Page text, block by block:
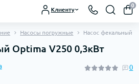
Клиенту
0
Насосы погружные Насос фекальный
Optima V250 0,3кВт
0